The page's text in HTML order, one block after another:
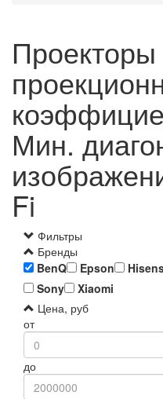
Мин.
Fi
Фильтры
Бренды
BenQ
Epson
Sony
Xiaomi
Цена, руб
от
до